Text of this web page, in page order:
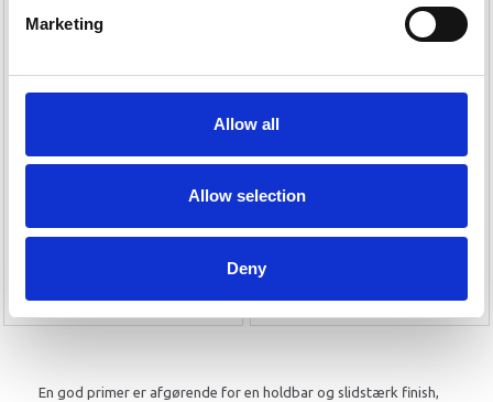
Marketing
Allow all
Allow selection
Deny
HEMPEL UNDERWATER
330,65 DKK
58,35 DKK
HEMPEL PROP PRIMER
249,00 DKK
Leveringstid er 1-3 dag(e)
En god primer er afgørende for en holdbar og slidstærk finish,